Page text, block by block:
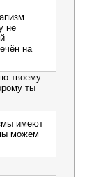
не
на
твоему
ты
имеют
можем